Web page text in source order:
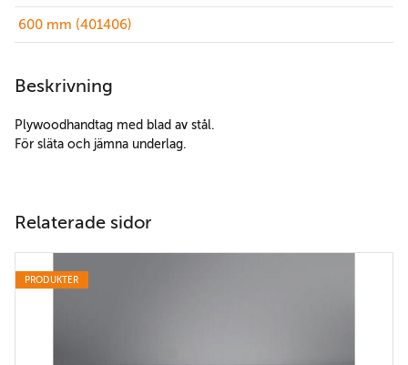
600 mm (401406)
Beskrivning
Plywoodhandtag med blad av stål.
För släta och jämna underlag.
Relaterade sidor
PRODUKTER